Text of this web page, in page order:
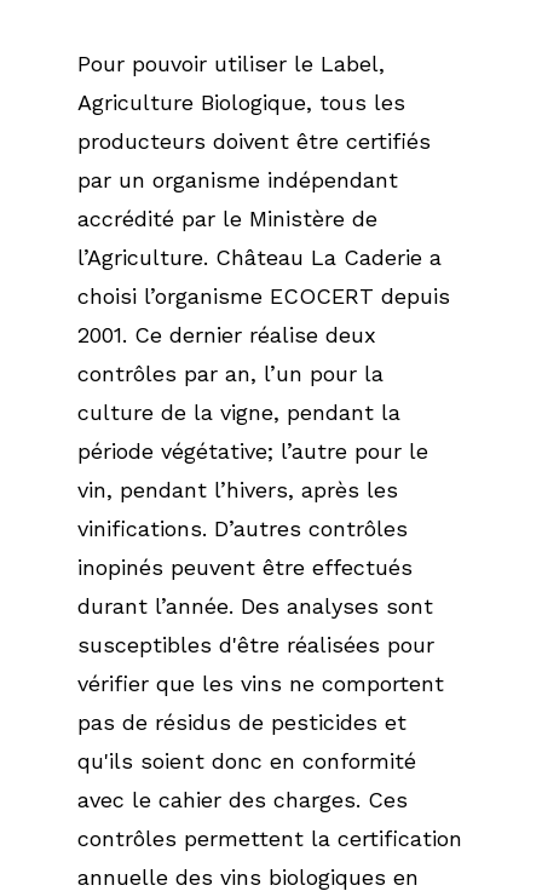
Pour pouvoir utiliser le Label,
Agriculture Biologique, tous les
producteurs doivent être certifiés
par un organisme indépendant
accrédité par le Ministère de
l’Agriculture. Château La Caderie a
choisi l’organisme ECOCERT depuis
2001. Ce dernier réalise deux
contrôles par an, l’un pour la
culture de la vigne, pendant la
période végétative; l’autre pour le
vin, pendant l’hivers, après les
vinifications. D’autres contrôles
inopinés peuvent être effectués
durant l’année. Des analyses sont
susceptibles d'être réalisées pour
vérifier que les vins ne comportent
pas de résidus de pesticides et
qu'ils soient donc en conformité
avec le cahier des charges. Ces
contrôles permettent la certification
annuelle des vins biologiques en
Agriculture
Biologique
Nos vins
Château La Caderie
Expression
Château La Caderie
Authentique
Château La Caderie
Château La Caderie
Terres de La Caderie
Domaine de Birot
Boutique
Contact
BLOG